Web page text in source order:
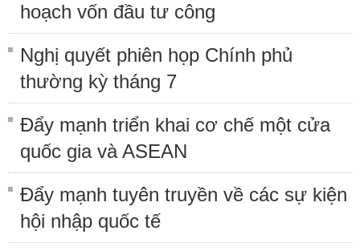
hoạch vốn đầu tư công
Nghị quyết phiên họp Chính phủ
thường kỳ tháng 7
Đẩy mạnh triển khai cơ chế một cửa
quốc gia và ASEAN
Đẩy mạnh tuyên truyền về các sự kiện
hội nhập quốc tế